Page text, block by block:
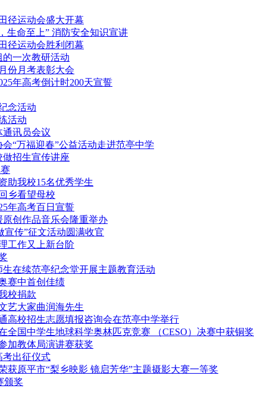
径运动会盛大开幕
生命至上” 消防安全知识宣讲
径运动会胜利闭幕
的一次教研活动
份月考表彰大会
年高考倒计时200天宣誓
念活动
活动
通讯员会议
“万福迎春”公益活动走进范亭中学
做招生宣传讲座
助我校15名优秀学生
乡看望母校
年高考百日宣誓
原创作品音乐会隆重举办
宣传”征文活动圆满收官
工作又上新台阶
生在续范亭纪念堂开展主题教育活动
赛中首创佳绩
校捐款
艺大家曲润海先生
高校招生志愿填报咨询会在范亭中学举行
全国中学生地球科学奥林匹克竞赛 （CESO）决赛中获铜奖
加教体局演讲赛获奖
考出征仪式
获原平市“梨乡映影 镜启芳华”主题摄影大赛一等奖
颁奖